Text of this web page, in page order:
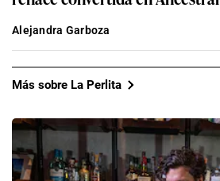
Alejandra Garboza
Más sobre La Perlita